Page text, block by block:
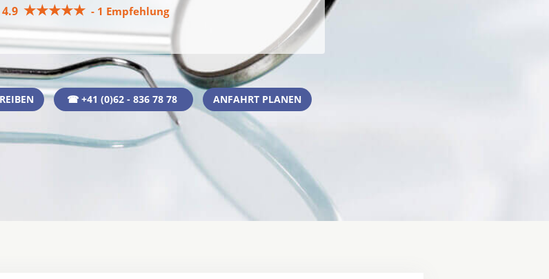
4.9 ★★★★★ - 1 Empfehlung
☎ +41 (0)62 - 836 78 78 ANFAHRT PLANEN